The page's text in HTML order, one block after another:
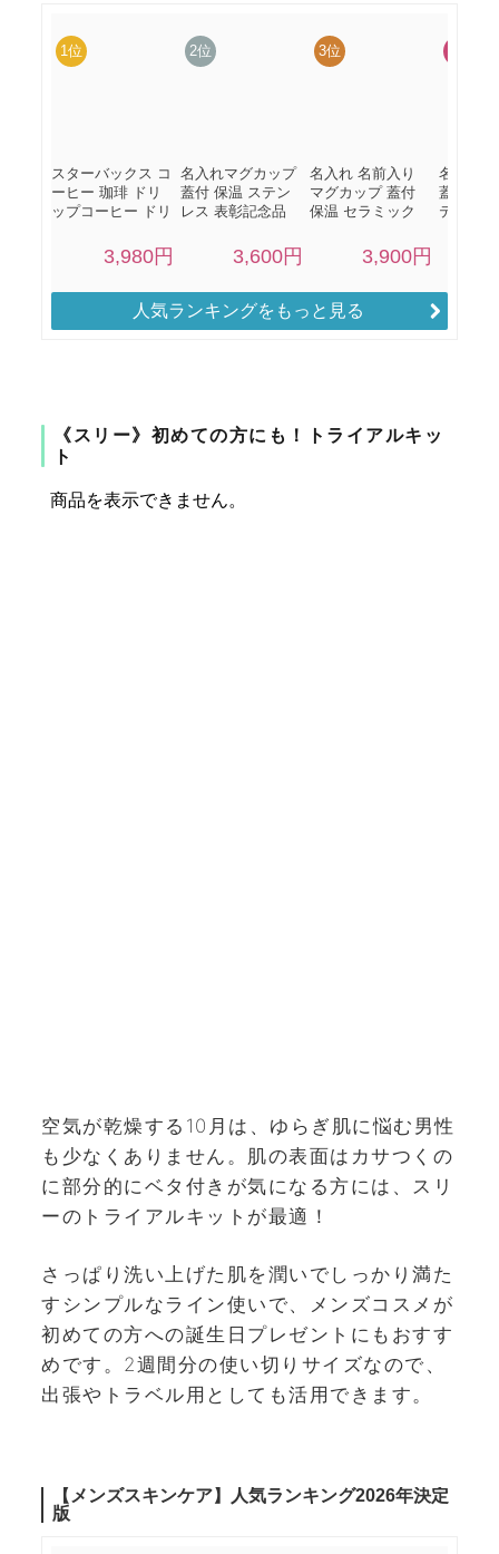
人気ランキングをもっと見る
《スリー》初めての方にも！トライアルキッ
ト
空気が乾燥する10月は、ゆらぎ肌に悩む男性
も少なくありません。肌の表面はカサつくの
に部分的にベタ付きが気になる方には、スリ
ーのトライアルキットが最適！
さっぱり洗い上げた肌を潤いでしっかり満た
すシンプルなライン使いで、メンズコスメが
初めての方への誕生日プレゼントにもおすす
めです。2週間分の使い切りサイズなので、
出張やトラベル用としても活用できます。